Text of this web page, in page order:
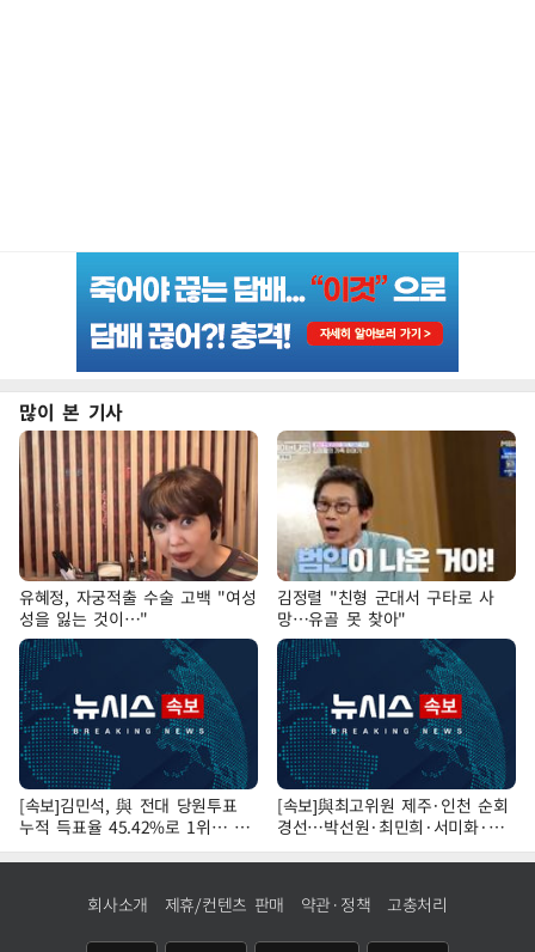
많이 본 기사
유혜정, 자궁적출 수술 고백 "여성
성을 잃는 것이…"
김정렬 "친형 군대서 구타로 사
망…유골 못 찾아"
[속보]김민석, 與 전대 당원투표
누적 득표율 45.42%로 1위… 정
청래 44.56%
[속보]與최고위원 제주·인천 순회
경선…박선원·최민희·서미화·한
민수·김용 순
회사소개 제휴/컨텐츠 판매 약관·정책 고충처리